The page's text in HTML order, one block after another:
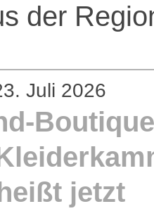
der
Juli 2026
jetzt